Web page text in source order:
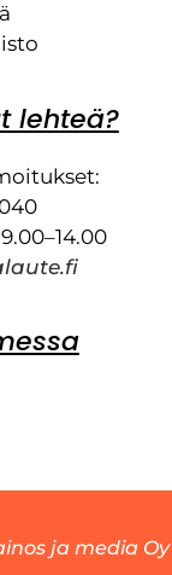
lehteä?
ja media Oy